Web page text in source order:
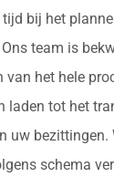
bij het
team is
van het hele
laden tot het
uw bezittingen.
schema